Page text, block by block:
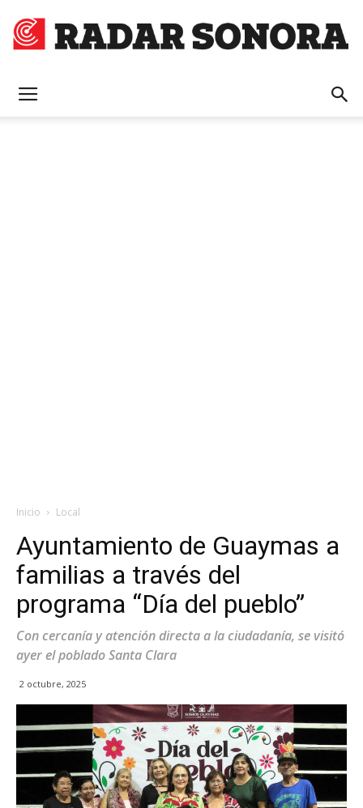
Inicio Local
Ayuntamiento de Guaymas a
familias a través del
programa “Día del pueblo”
Con cercanía y atención directa a la ciudadanía, se visitó
ayer el poblado Santa Clara
2 octubre, 2025